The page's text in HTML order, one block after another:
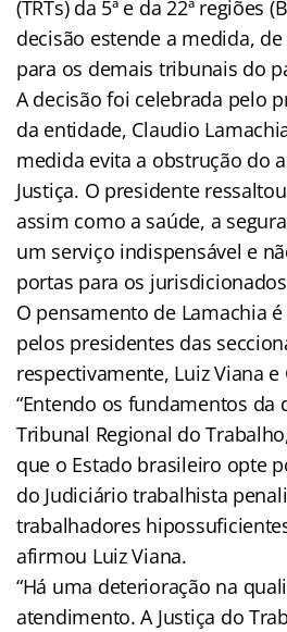
(TRTs) da 5ª e da 22ª regiões
decisão estende a medida,
para os demais tribunais do
A decisão foi celebrada pelo
da entidade, Claudio
medida evita a obstrução do
Justiça. O presidente
assim como a saúde, a
um serviço indispensável e
portas para os
O pensamento de Lamachia
pelos presidentes das
respectivamente, Luiz Viana e
“Entendo os fundamentos da
Tribunal Regional do
que o Estado brasileiro opte
do Judiciário trabalhista
trabalhadores
afirmou Luiz Viana.
“Há uma deterioração na
atendimento. A Justiça do